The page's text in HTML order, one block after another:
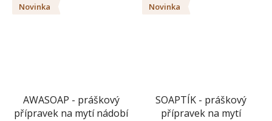
Novinka
AWASOAP - práškový
přípravek na mytí nádobí
Novinka
SOAPTÍK - práškový
přípravek na mytí